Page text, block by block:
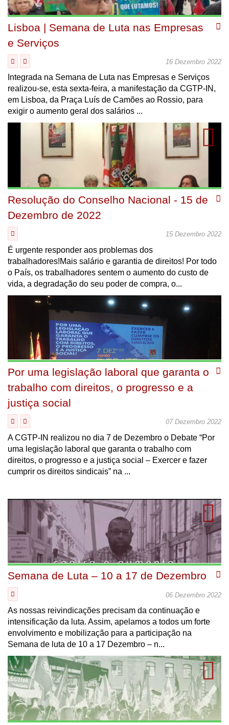
Lisboa | Semana de Luta nas Empresas
e Serviços
16 Dezembro 2022
Integrada na Semana de Luta nas Empresas e Serviços
realizou-se, esta sexta-feira, a manifestação da CGTP-IN,
em Lisboa, da Praça Luís de Camões ao Rossio, para
exigir o aumento geral dos salários ...
Resolução do Conselho Nacional - 15 de
Dezembro de 2022
15 Dezembro 2022
É urgente responder aos problemas dos
trabalhadores!Mais salário e garantia de direitos! Por todo
o País, os trabalhadores sentem o aumento do custo de
vida, a degradação do seu poder de compra, o...
Por uma legislação laboral que garanta o
trabalho com direitos, o progresso e a
justiça social
07 Dezembro 2022
A CGTP-IN realizou no dia 7 de Dezembro o Debate “Por
uma legislação laboral que garanta o trabalho com
direitos, o progresso e a justiça social – Exercer e fazer
cumprir os direitos sindicais” na ...
Semana de Luta – 10 a 17 de Dezembro
06 Dezembro 2022
As nossas reivindicações precisam da continuação e
intensificação da luta. Assim, apelamos a todos um forte
envolvimento e mobilização para a participação na
Semana de luta de 10 a 17 Dezembro – n...